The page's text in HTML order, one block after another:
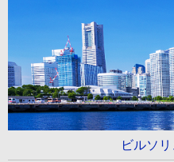
ビルソ